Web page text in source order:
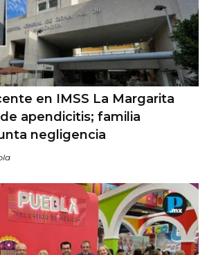
en IMSS La Margarita
apendicitis; familia
negligencia